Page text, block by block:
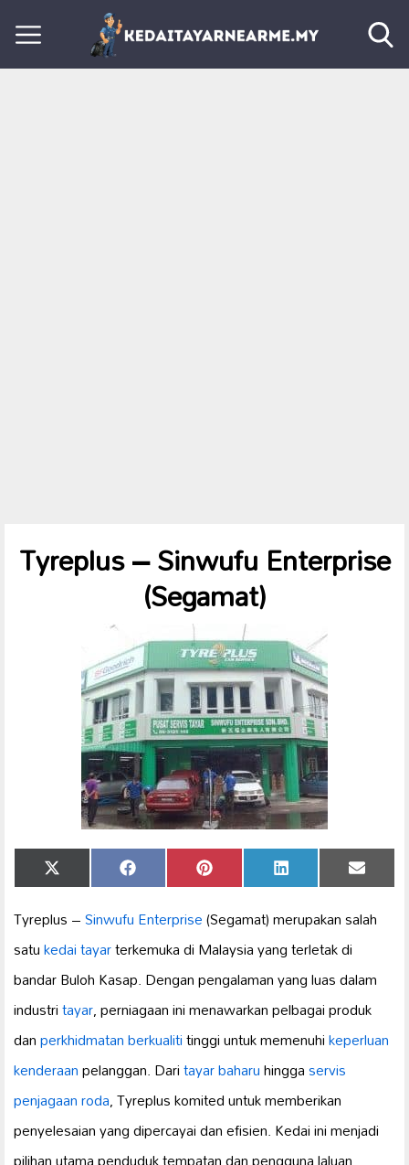
Tyreplus – Sinwufu Enterprise
(Segamat)
Share
on
X
(Twitter)
Share
on
Facebook Share
on
Pinterest Share
on
LinkedIn Share
on
Email
Tyreplus –Sinwufu Enterprise(Segamat) merupakan salah
satukedai tayarterkemuka di Malaysia yang terletak di
bandar Buloh Kasap. Dengan pengalaman yang luas dalam
industritayar, perniagaan ini menawarkan pelbagai produk
danperkhidmatan berkualititinggi untuk memenuhikeperluan
kenderaanpelanggan. Daritayar baharuhinggaservis
penjagaan roda, Tyreplus komited untuk memberikan
penyelesaian yang dipercayai dan efisien. Kedai ini menjadi